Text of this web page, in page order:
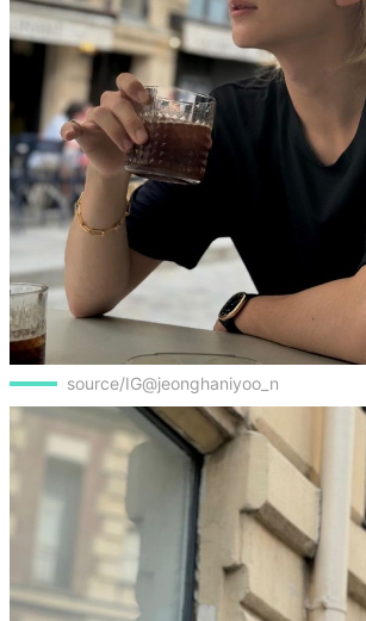
source/IG@jeonghaniyoo_n